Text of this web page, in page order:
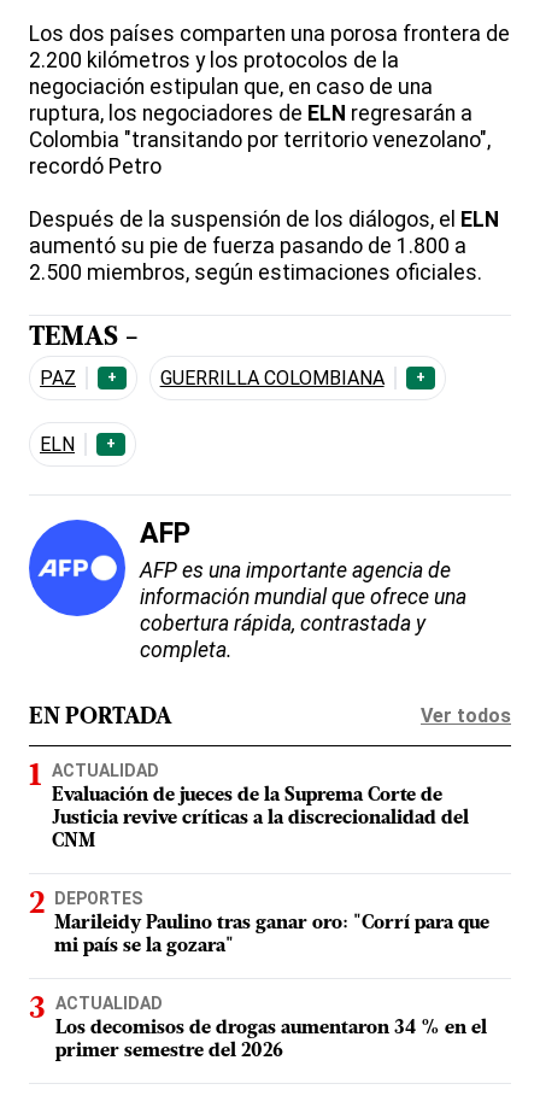
Los dos países comparten una porosa frontera de
2.200 kilómetros y los protocolos de la
negociación estipulan que, en caso de una
ruptura, los negociadores de ELN regresarán a
Colombia "transitando por territorio venezolano",
recordó Petro
Después de la suspensión de los diálogos, el ELN
aumentó su pie de fuerza pasando de 1.800 a
2.500 miembros, según estimaciones oficiales.
TEMAS -
PAZ + GUERRILLA COLOMBIANA +
ELN +
AFP
AFP es una importante agencia de
información mundial que ofrece una
cobertura rápida, contrastada y
completa.
EN PORTADA Ver todos
ACTUALIDAD
Evaluación de jueces de la Suprema Corte de
Justicia revive críticas a la discrecionalidad del
CNM
DEPORTES
Marileidy Paulino tras ganar oro: "Corrí para que
mi país se la gozara"
ACTUALIDAD
Los decomisos de drogas aumentaron 34 % en el
primer semestre del 2026